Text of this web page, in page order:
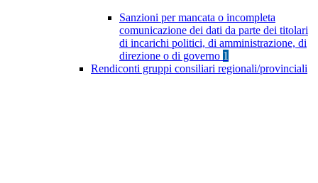
Sanzioni per mancata o incompleta
comunicazione dei dati da parte dei titolari
di incarichi politici, di amministrazione, di
direzione o di governo 1
Rendiconti gruppi consiliari regionali/provinciali